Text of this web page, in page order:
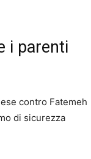
i parenti
contro Fatemeh
di sicurezza